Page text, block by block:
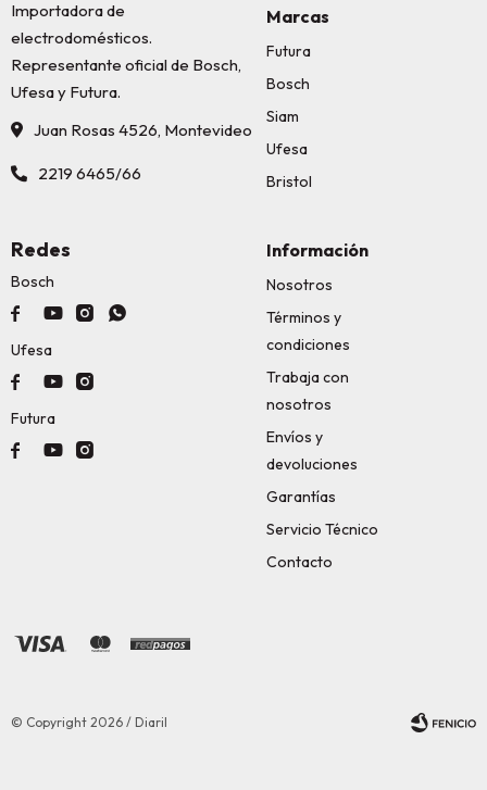
Importadora de
electrodomésticos.
Representante oficial de Bosch,
Ufesa y Futura.
Juan Rosas 4526, Montevideo
2219 6465/66
Marcas
Futura
Bosch
Siam
Ufesa
Bristol
Información
Nosotros
Términos y
condiciones
Trabaja con
nosotros
Envíos y
devoluciones
Garantías
Servicio Técnico
Contacto
Redes
Bosch
   
Ufesa
  
Futura
  
© Copyright 2026 / Diaril